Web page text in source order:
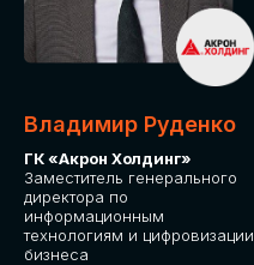
Владимир Руденко
ГК «Акрон Холдинг»
Заместитель генерального
директора по
информационным
технологиям и цифровизации
бизнеса